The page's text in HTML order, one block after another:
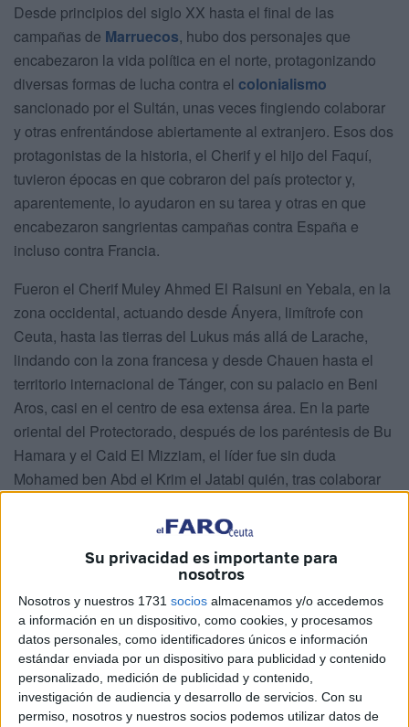
Su privacidad es importante para
nosotros
Nosotros y nuestros 1731 socios almacenamos y/o accedemos
a información en un dispositivo, como cookies, y procesamos
datos personales, como identificadores únicos e información
estándar enviada por un dispositivo para publicidad y contenido
personalizado, medición de publicidad y contenido,
investigación de audiencia y desarrollo de servicios. Con su
permiso, nosotros y nuestros socios podemos utilizar datos de
Desde principios del siglo XX hasta el final de las
campañas de Marruecos, hubo dos personajes que
encabezaron la vida política en el norte, protagonizando
diversas formas de lucha contra el colonialismo
sancionado por el Sultán, unas veces fingiendo colaborar
y otras enfrentándose abiertamente al extranjero. Esos dos
protagonistas de la historia, el Cherif y el hijo del Faquí,
tuvieron épocas en que cobraron del país protector y,
aparentemente, lo ayudaron en su tarea y otras en que
encabezaron sangrientas campañas contra España e
incluso contra Francia.
Fueron el Cherif Muley Ahmed El Raisuni en Yebala, en la
zona occidental, actuando desde Ányera, limítrofe con
Ceuta, hasta las tierras del Lukus más allá de Larache,
lindando con la zona francesa y desde Chauen hasta el
territorio internacional de Tánger, con su palacio en Beni
Aros, casi en el centro de esa extensa área. En la parte
oriental del Protectorado, después de los paréntesis de Bu
Hamara y el Caid El Mizziam, el líder fue sin duda
Mohamed ben Abd el Krim el Jatabi quién, tras colaborar
desde la costa de Alhucemas hasta más allá del río Uarga,
ya en el Protectorado galo, combates que más adelante